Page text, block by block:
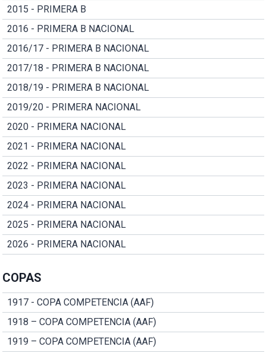
2015 - PRIMERA B
2016 - PRIMERA B NACIONAL
2016/17 - PRIMERA B NACIONAL
2017/18 - PRIMERA B NACIONAL
2018/19 - PRIMERA B NACIONAL
2019/20 - PRIMERA NACIONAL
2020 - PRIMERA NACIONAL
2021 - PRIMERA NACIONAL
2022 - PRIMERA NACIONAL
2023 - PRIMERA NACIONAL
2024 - PRIMERA NACIONAL
2025 - PRIMERA NACIONAL
2026 - PRIMERA NACIONAL
COPAS
1917 - COPA COMPETENCIA (AAF)
1918 – COPA COMPETENCIA (AAF)
1919 – COPA COMPETENCIA (AAF)